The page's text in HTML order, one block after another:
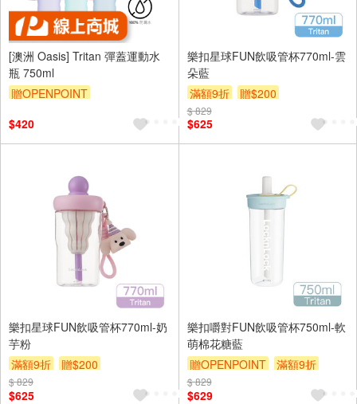
[澳洲 Oasis] Tritan 彈蓋運動水
瓶 750ml
贈OPENPOINT
$420
樂扣星球FUN飲吸管杯770ml-雲
朵藍
滿額9折
贈$200
$ 829
$625
樂扣星球FUN飲吸管杯770ml-奶
芋粉
滿額9折
贈$200
$ 829
$625
樂扣嚼對FUN飲吸管杯750ml-軟
萌棉花糖藍
贈OPENPOINT
滿額9折
贈$200
$ 829
$629